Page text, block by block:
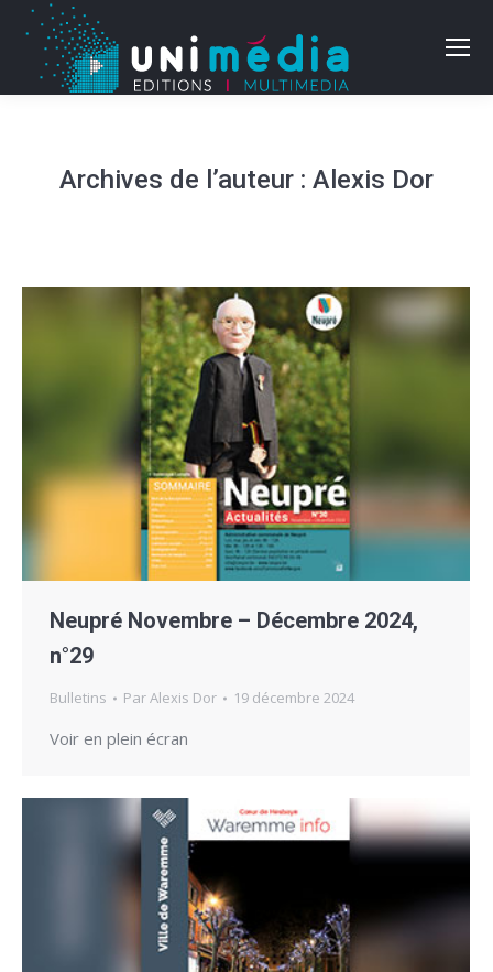
Archives de l’auteur : Alexis Dor
Neupré Novembre – Décembre 2024,
n°29
Bulletins ParAlexis Dor 19 décembre 2024
Voir en plein écran